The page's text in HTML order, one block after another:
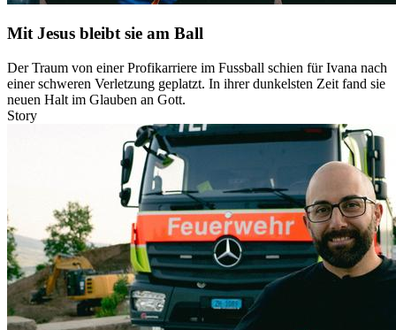
Mit Jesus bleibt sie am Ball
Der Traum von einer Profikarriere im Fussball schien für Ivana nach
einer schweren Verletzung geplatzt. In ihrer dunkelsten Zeit fand sie
neuen Halt im Glauben an Gott.
Story